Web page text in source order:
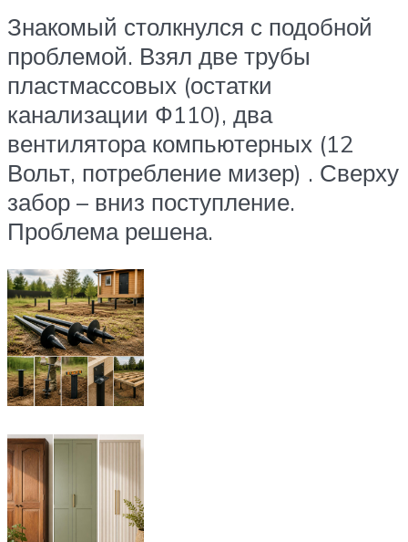
Знакомый столкнулся с подобной
проблемой. Взял две трубы
пластмассовых (остатки
канализации Ф110), два
вентилятора компьютерных (12
Вольт, потребление мизер) . Сверху
забор – вниз поступление.
Проблема решена.